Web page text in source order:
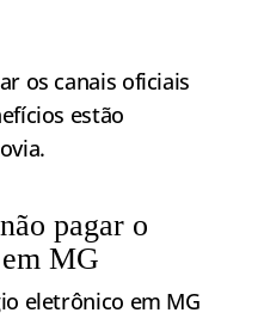
os canais oficiais
estão
pagar o
MG
eletrônico em MG